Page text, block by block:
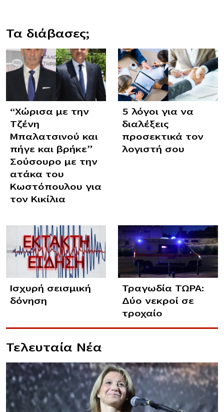
Τα διάβασες;
“Χώρισα με την
Τζένη
Μπαλατσινού και
πήγε και βρήκε”
Σούσουρο με την
ατάκα του
Κωστόπουλου για
τον Κικίλια
5 λόγοι για να
διαλέξεις
προσεκτικά τον
λογιστή σου
Ισχυρή σεισμική
δόνηση
Τραγωδία ΤΩΡΑ:
Δύο νεκροί σε
τροχαίο
Τελευταία Νέα